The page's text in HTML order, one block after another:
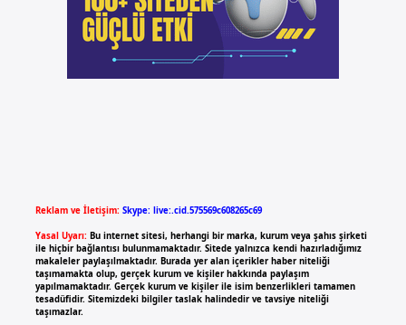
Reklam ve İletişim: Skype: live:.cid.575569c608265c69
Yasal Uyarı: Bu internet sitesi, herhangi bir marka, kurum veya şahıs şirketi
ile hiçbir bağlantısı bulunmamaktadır. Sitede yalnızca kendi hazırladığımız
makaleler paylaşılmaktadır. Burada yer alan içerikler haber niteliği
taşımamakta olup, gerçek kurum ve kişiler hakkında paylaşım
yapılmamaktadır. Gerçek kurum ve kişiler ile isim benzerlikleri tamamen
tesadüfidir. Sitemizdeki bilgiler taslak halindedir ve tavsiye niteliği
taşımazlar.